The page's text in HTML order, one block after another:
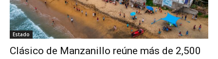
Estado
Clásico de Manzanillo reúne más de 2,500